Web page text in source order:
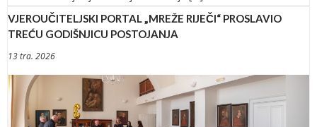
VJEROUČITELJSKI PORTAL „MREŽE RIJEČI“ PROSLAVIO
TREĆU GODIŠNJICU POSTOJANJA
13 tra. 2026